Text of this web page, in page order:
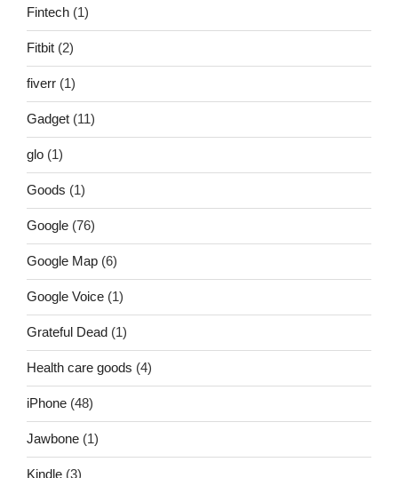
Fintech (1)
Fitbit (2)
fiverr (1)
Gadget (11)
glo (1)
Goods (1)
Google (76)
Google Map (6)
Google Voice (1)
Grateful Dead (1)
Health care goods (4)
iPhone (48)
Jawbone (1)
Kindle (3)